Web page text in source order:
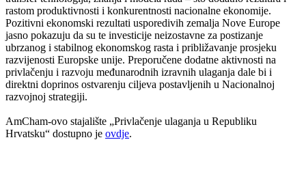
rastom produktivnosti i konkurentnosti nacionalne ekonomije.
Pozitivni ekonomski rezultati usporedivih zemalja Nove Europe
jasno pokazuju da su te investicije neizostavne za postizanje
ubrzanog i stabilnog ekonomskog rasta i približavanje prosjeku
razvijenosti Europske unije. Preporučene dodatne aktivnosti na
privlačenju i razvoju međunarodnih izravnih ulaganja dale bi i
direktni doprinos ostvarenju ciljeva postavljenih u Nacionalnoj
razvojnoj strategiji.
AmCham-ovo stajalište „Privlačenje ulaganja u Republiku
Hrvatsku“ dostupno je ovdje.